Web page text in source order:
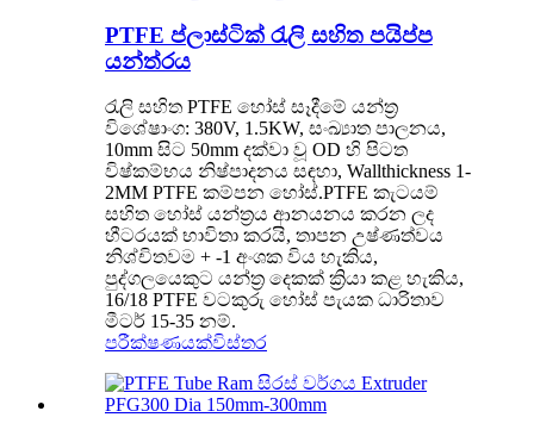
PTFE ප්ලාස්ටික් රැලි සහිත පයිප්ප
යන්ත්රය
රැලි සහිත PTFE හෝස් සෑදීමේ යන්ත්‍ර
විශේෂාංග: 380V, 1.5KW, සංඛ්‍යාත පාලනය,
10mm සිට 50mm දක්වා වූ OD හි පිටත
විෂ්කම්භය නිෂ්පාදනය සඳහා, Wallthickness 1-
2MM PTFE කම්පන හෝස්.PTFE කැටයම්
සහිත හෝස් යන්ත්‍රය ආනයනය කරන ලද
හීටරයක් ​​භාවිතා කරයි, තාපන උෂ්ණත්වය
නිශ්චිතවම + -1 අංශක විය හැකිය,
පුද්ගලයෙකුට යන්ත්‍ර දෙකක් ක්‍රියා කළ හැකිය,
16/18 PTFE වටකුරු හෝස් පැයක ධාරිතාව
මීටර් 15-35 නම්.
පරීක්ෂණයක්විස්තර